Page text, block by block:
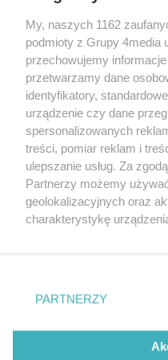
Redakcja Reklama
My, naszych 1162
podmioty z Grupy 4media
przechowujemy
przetwarzamy dane
identyfikatory,
urządzenie czy dane
spersonalizowanych
treści, pomiar reklam i
ulepszanie usług. Za
Partnerzy możemy
geolokalizacyjnych oraz
charakterystykę
zmienić/wycofać klikając
znajdujący się w lewym
użytkownika, ale masz
PARTNERZY